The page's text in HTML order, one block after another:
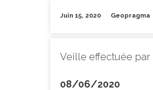
Juin 15, 2020 Geopragma
Veille effectuée par
08/06/2020